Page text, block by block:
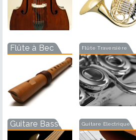
Flûte à Bec Flûte Traversière
Guitare Basse Guitare Electrique